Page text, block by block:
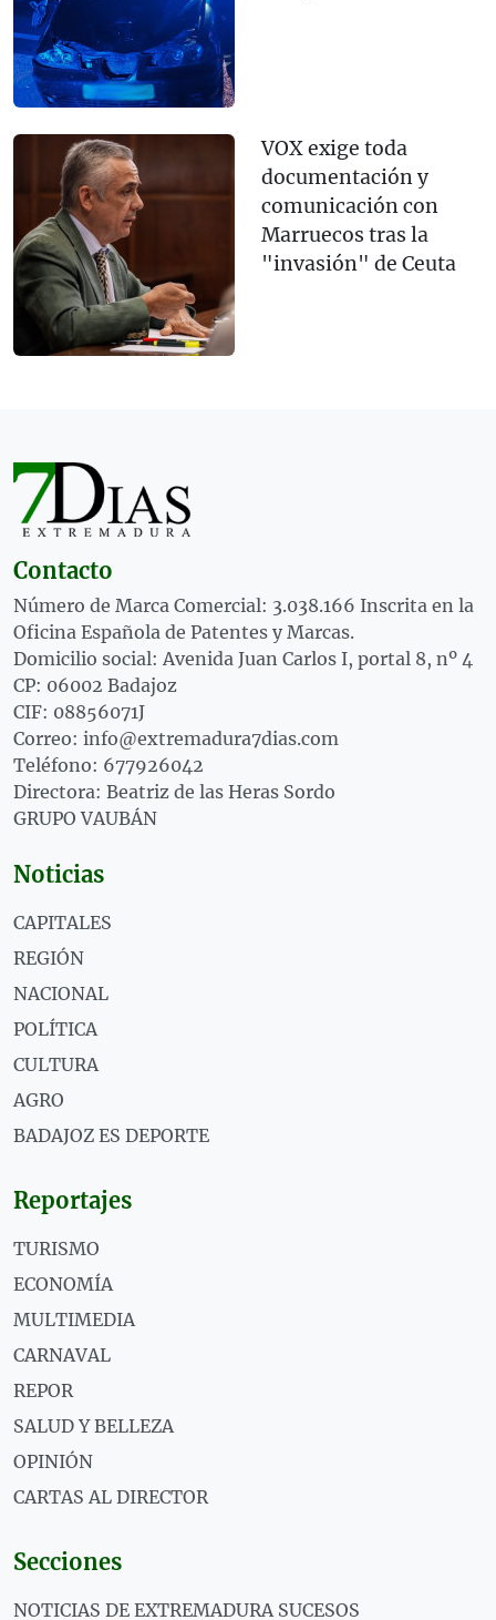
VOX exige toda
documentación y
comunicación con
Marruecos tras la
"invasión" de Ceuta
Contacto
Número de Marca Comercial: 3.038.166 Inscrita en la
Oficina Española de Patentes y Marcas.
Domicilio social: Avenida Juan Carlos I, portal 8, nº 4
CP: 06002 Badajoz
CIF: 08856071J
Correo: info@extremadura7dias.com
Teléfono: 677926042
Directora: Beatriz de las Heras Sordo
GRUPO VAUBÁN
Noticias
CAPITALES
REGIÓN
NACIONAL
POLÍTICA
CULTURA
AGRO
BADAJOZ ES DEPORTE
Reportajes
TURISMO
ECONOMÍA
MULTIMEDIA
CARNAVAL
REPOR
SALUD Y BELLEZA
OPINIÓN
CARTAS AL DIRECTOR
Secciones
NOTICIAS DE EXTREMADURA SUCESOS